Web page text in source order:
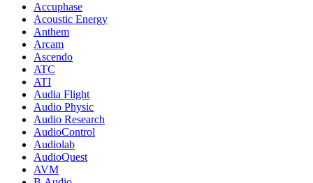
Accuphase
Acoustic Energy
Anthem
Arcam
Ascendo
ATC
ATI
Audia Flight
Audio Physic
Audio Research
AudioControl
Audiolab
AudioQuest
AVM